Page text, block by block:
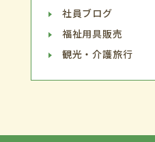
社員ブログ
福祉用具販売
観光・介護旅行